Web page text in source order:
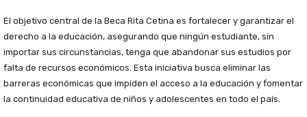
El objetivo central de la Beca Rita Cetina es fortalecer y garantizar el
derecho a la educación, asegurando que ningún estudiante, sin
importar sus circunstancias, tenga que abandonar sus estudios por
falta de recursos económicos. Esta iniciativa busca eliminar las
barreras económicas que impiden el acceso a la educación y fomentar
la continuidad educativa de niños y adolescentes en todo el país.